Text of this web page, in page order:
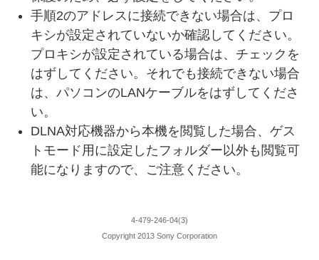
手順2のアドレスに接続できない場合は、プロ
キシが設定されていないか確認してください。
プロキシが設定されている場合は、チェックを
はずしてください。それでも接続できない場合
は、パソコンのLANケーブルをはずしてくださ
い。
DLNA対応機器から本機を閲覧した場合、ゲス
トモード用に設定したフォルダー以外も閲覧可
能になりますので、ご注意ください。
4-479-246-04(3)
Copyright 2013 Sony Corporation